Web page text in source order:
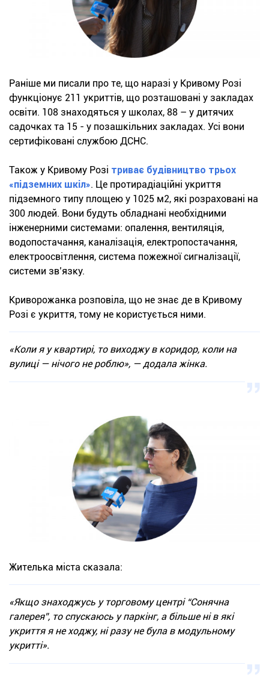
Раніше ми писали про те, що наразі у Кривому Розі
функціонує 211 укриттів, що розташовані у закладах
освіти. 108 знаходяться у школах, 88 – у дитячих
садочках та 15 - у позашкільних закладах. Усі вони
сертифіковані службою ДСНС.
Також у Кривому Розі триває будівництво трьох
«підземних шкіл». Це протирадіаційні укриття
підземного типу площею у 1025 м2, які розраховані на
300 людей. Вони будуть обладнані необхідними
інженерними системами: опалення, вентиляція,
водопостачання, каналізація, електропостачання,
електроосвітлення, система пожежної сигналізації,
системи зв’язку.
Криворожанка розповіла, що не знає де в Кривому
Розі є укриття, тому не користується ними.
«Коли я у квартирі, то виходжу в коридор, коли на
вулиці — нічого не роблю», — додала жінка.
Жителька міста сказала:
«Якщо знаходжусь у торговому центрі “Сонячна
галерея”, то спускаюсь у паркінг, а більше ні в які
укриття я не ходжу, ні разу не була в модульному
укритті».